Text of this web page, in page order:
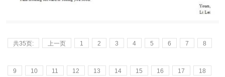
共35页: 上一页 1 2 3 4 5 6 7 8
9 10 11 12 13 14 15 16 17 18